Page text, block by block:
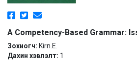
A Competency-Based Grammar:
Зохиогч: Kirn.E.
Дахин хэвлэлт: 1